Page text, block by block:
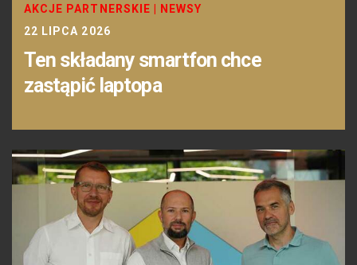
AKCJE PARTNERSKIE
NEWSY
22 LIPCA 2026
Ten składany smartfon chce
zastąpić laptopa